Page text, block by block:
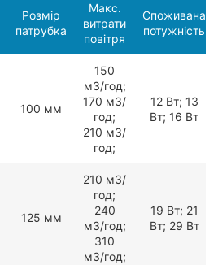
Розмір
патрубка
Макс.
витрати
повітря
Споживана
потужність
100 мм
150
мЗ/год;
170 мЗ/
год;
210 мЗ/
год;
12 Вт; 13
Вт; 16 Вт
125 мм
210 мЗ/
год;
240
мЗ/год;
310
мЗ/год;
19 Вт; 21
Вт; 29 Вт